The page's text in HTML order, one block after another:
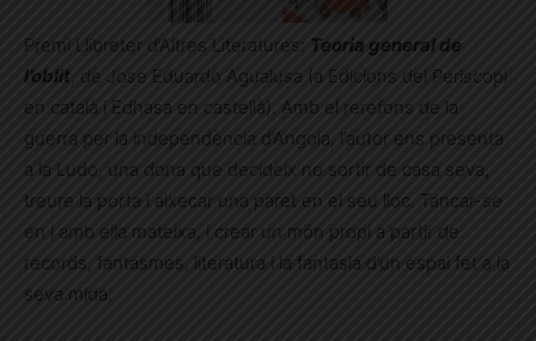
Premi Llibreter d’Altres Literatures: Teoria general de
l’oblit , de Jose Eduardo Agualusa (a Edicions del Periscopi
en català i Edhasa en castellà). Amb el rerefons de la
guerra per la independència d’Angola, l’autor ens presenta
a la Ludo, una dona que decideix no sortir de casa seva,
treure la porta i aixecar una paret en el seu lloc. Tancar-se
en i amb ella mateixa, i crear un món propi a partir de
records, fantasmes, literatura i la fantasia d’un espai fet a la
seva mida.